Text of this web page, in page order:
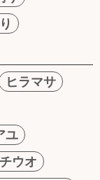
ヒラマサ
ユ
ウオ